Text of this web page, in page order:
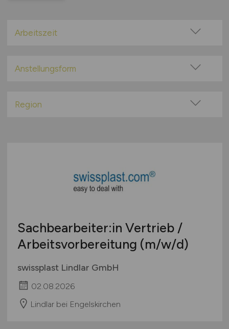
Arbeitszeit
Teilzeit
Anstellungsform
befristete Anstellung
geringfügige Beschäftigung / Minijob
Berufseinstieg / Trainee
Studentenjobs / Werkstudenten
Ausbildung / Studium
Praktikum
Region
Mecklenburg-Vorpommern
Niedersachsen
Rheinland-Pfalz
Saarland
Sachsen
Sachbearbeiter:in Vertrieb /
Arbeitsvorbereitung (m/w/d)
swissplast Lindlar GmbH
02.08.2026
Lindlar bei Engelskirchen